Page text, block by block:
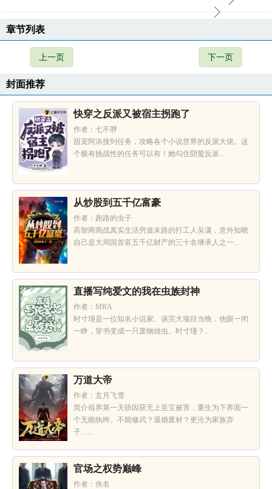
章节列表
上一页 下一页
封面推荐
快穿之反派又被宿主拐跑了
作者：七不胖
甜宠阿浓接到任务，攻略各个小说世界的反派大佬。这
个极有挑战性的任务可以有！她勾住阴鸷反派...
从炒股到五千亿富豪
作者：跑路的虫子
高智商商战真实生活穷途末路的打工人吴潇，意外知晓
自己是大周国首富五千亿财产的三十名继承人之一...
直播写纯爱文的我在虫族封神
作者：MRA
时寸瑾是一位知名小说家。谈完大项目当晚，他眼一闭
一睁，穿书变成一只废物雄虫。时寸瑾？...
万道大帝
作者：玄月飞雪
简介祖界第一天骄因获无上至宝被害，重生为下界面一
个无能纨绔。不能修武？退婚废材？更沦为家族弃
子…...
官场之权势巅峰
作者：佚名